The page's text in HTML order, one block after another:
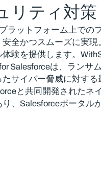
リティ対策
ラットフォーム上での
安全かつスムーズに実
体験を提供します。
Salesforceは、ランサ
たサイバー脅威に対す
と共同開発されたネ
り、Salesforceポータル